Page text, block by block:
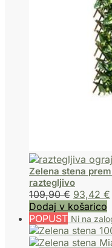
Zelena stena
raztegljivo
109,90€ 93,42 €
Dodaj v košarico
POPUST